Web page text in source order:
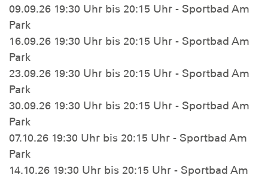
09.09.26 19:30 Uhr bis 20:15 Uhr - Sportbad Am
Park
16.09.26 19:30 Uhr bis 20:15 Uhr - Sportbad Am
Park
23.09.26 19:30 Uhr bis 20:15 Uhr - Sportbad Am
Park
30.09.26 19:30 Uhr bis 20:15 Uhr - Sportbad Am
Park
07.10.26 19:30 Uhr bis 20:15 Uhr - Sportbad Am
Park
14.10.26 19:30 Uhr bis 20:15 Uhr - Sportbad Am